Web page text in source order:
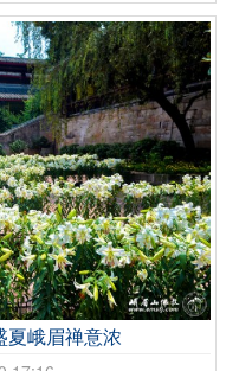
夏峨眉禅意浓